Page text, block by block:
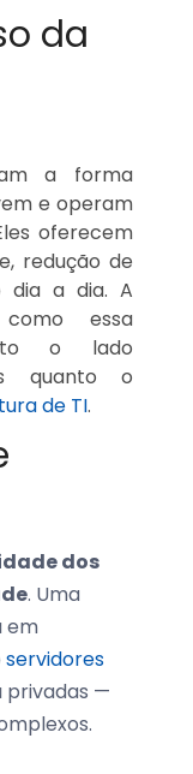
da
a forma
e operam
oferecem
redução de
dia a dia. A
essa
o lado
quanto o
de TI.
dos
. Uma
em
servidores
privadas —